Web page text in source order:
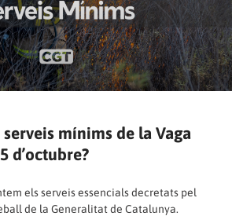
mínims de la Vaga
d’octubre?
els serveis essencials decretats pel
de la Generalitat de Catalunya.